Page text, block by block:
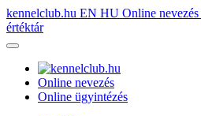
kennelclub.hu EN HU Online nevezés
értéktár
Online nevezés
Online ügyintézés